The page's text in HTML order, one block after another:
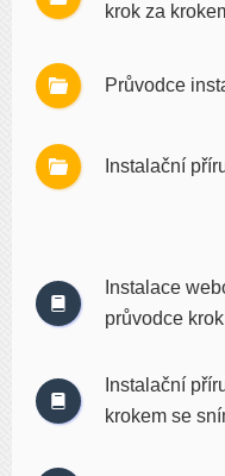
krok za
Průvodce
Instalační
Instalace
průvodce
Instalační
krokem se